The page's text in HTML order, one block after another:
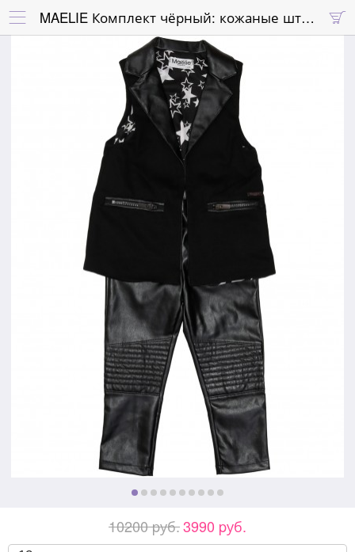
 
MAELIE Комплект чёрный: кожаные штаны и жилетка
10200 pуб.3990 pуб.